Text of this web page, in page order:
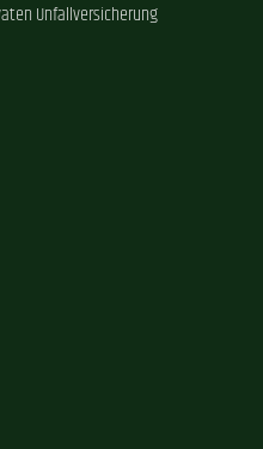
Unfallversicherung